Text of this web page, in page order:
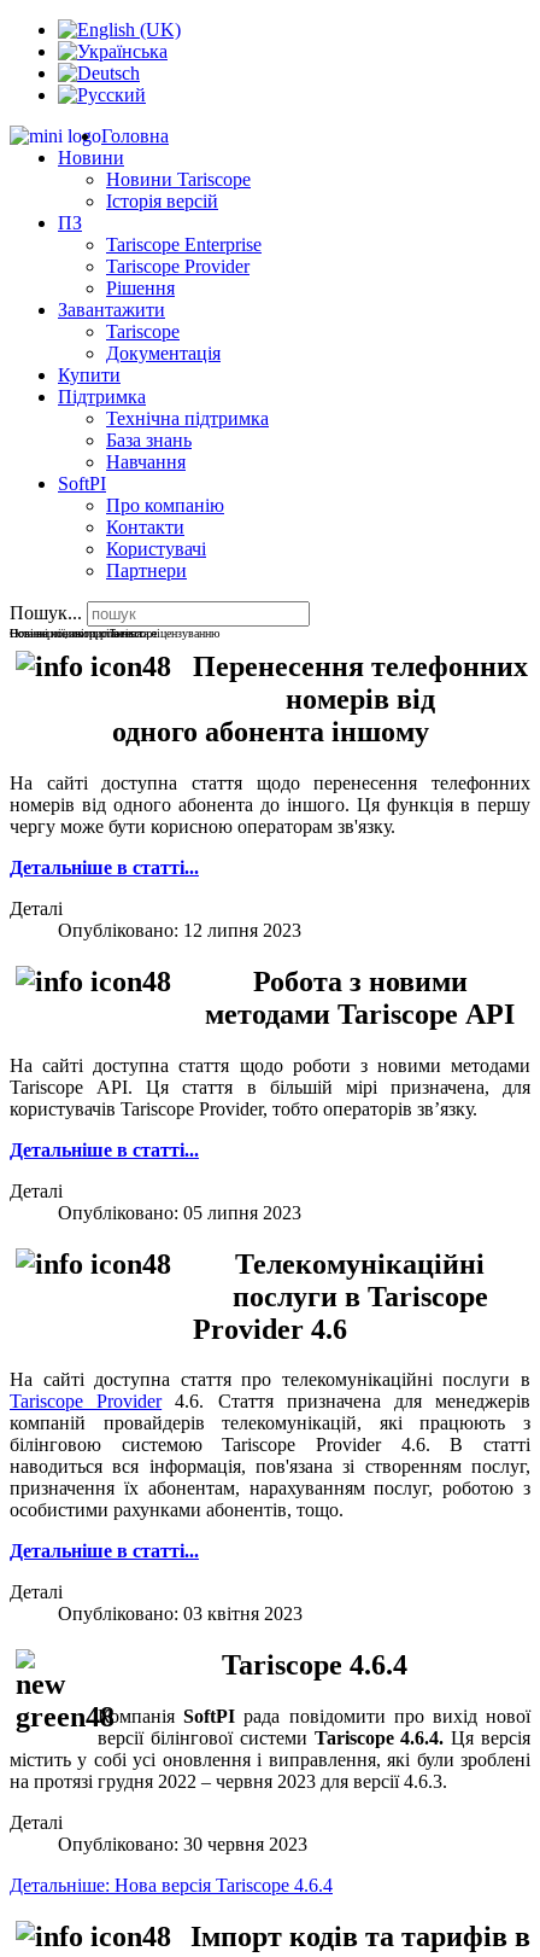
Головна
Новини
Новини Tariscope
Історія версій
ПЗ
Tariscope Enterprise
Tariscope Provider
Рішення
Завантажити
Tariscope
Документація
Купити
Підтримка
Технічна підтримка
База знань
Навчання
SoftPI
Про компанію
Контакти
Користувачі
Партнери
Пошук...
Останні новини про Tariscope
Нові версії, звіти, рішення
Новини по використанню та ліцензуванню
Перенесення телефонних
номерів від
одного абонента іншому
На сайті доступна стаття щодо перенесення телефонних
номерів від одного абонента до іншого. Ця функція в першу
чергу може бути корисною операторам зв'язку.
Детальніше в статті...
Деталі
Опубліковано: 12 липня 2023
Робота з новими
методами Tariscope АРІ
На сайті доступна стаття щодо роботи з новими методами
Tariscope АРІ. Ця стаття в більшій мірі призначена, для
користувачів Tariscope Provider, тобто операторів зв’язку.
Детальніше в статті...
Деталі
Опубліковано: 05 липня 2023
Телекомунікаційні
послуги в Tariscope
Provider 4.6
На сайті доступна стаття про телекомунікаційні послуги в
Tariscope Provider4.6. Стаття призначена для менеджерів
компаній провайдерів телекомунікацій, які працюють з
білінговою системою Tariscope Provider 4.6. В статті
наводиться вся інформація, пов'язана зі створенням послуг,
призначення їх абонентам, нарахуванням послуг, роботою з
особистими рахунками абонентів, тощо.
Детальніше в статті...
Деталі
Опубліковано: 03 квітня 2023
Tariscope 4.6.4
КомпаніяSoftPI рада повідомити про вихід нової
версії білінгової системи Tariscope 4.6.4. Ця версія
містить у собі усі оновлення і виправлення, які були зроблені
на протязі грудня 2022 – червня 2023 для версії 4.6.3.
Деталі
Опубліковано: 30 червня 2023
Детальніше: Нова версія Tariscope 4.6.4
Імпорт кодів та тарифів в